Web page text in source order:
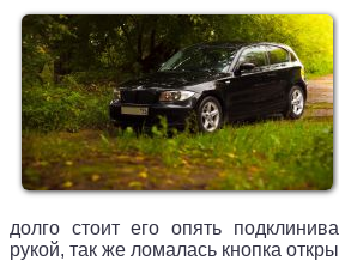
долго стоит его опять
рукой, так же ломалась кнопка